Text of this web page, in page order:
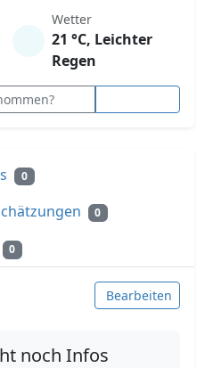
Wetter
21 °C, Leichter
Regen
0
0
0
Bearbeiten
noch Infos